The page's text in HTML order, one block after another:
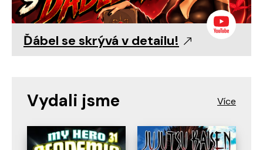
Ďábel se skrývá v detailu!
Vydali jsme